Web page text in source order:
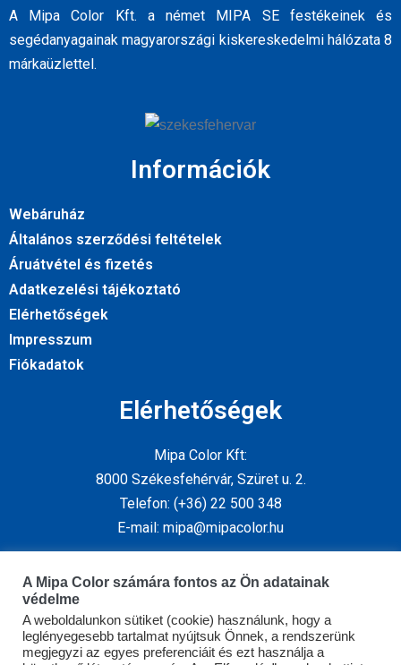
A Mipa Color Kft. a német MIPA SE festékeinek és
segédanyagainak magyarországi kiskereskedelmi hálózata 8
márkaüzlettel.
Információk
Webáruház
Általános szerződési feltételek
Áruátvétel és fizetés
Adatkezelési tájékoztató
Elérhetőségek
Impresszum
Fiókadatok
Elérhetőségek
Mipa Color Kft:
8000 Székesfehérvár, Szüret u. 2.
Telefon: (+36) 22 500 348
E-mail: mipa@mipacolor.hu
Kövess minket
A Mipa Color számára fontos az Ön adatainak
védelme
A weboldalunkon sütiket (cookie) használunk, hogy a
leglényegesebb tartalmat nyújtsuk Önnek, a rendszerünk
megjegyzi az egyes preferenciáit és ezt használja a